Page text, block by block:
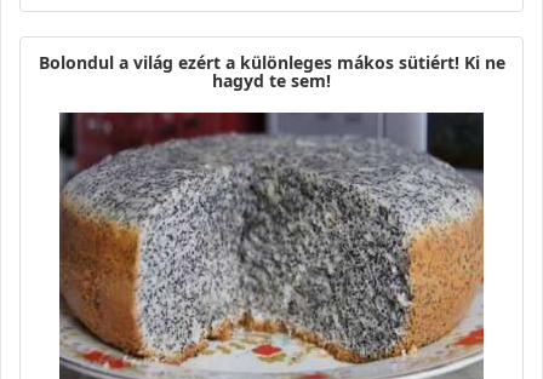
Bolondul a világ ezért a különleges mákos sütiért! Ki ne
hagyd te sem!